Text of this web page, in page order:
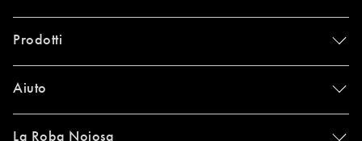
Prodotti
Aiuto
La Roba Noiosa